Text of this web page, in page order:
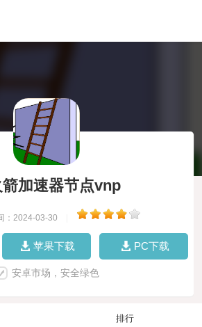
加速器节点vnp
：2024-03-30
苹果下载 PC下载
安卓市场，安全绿色
排行